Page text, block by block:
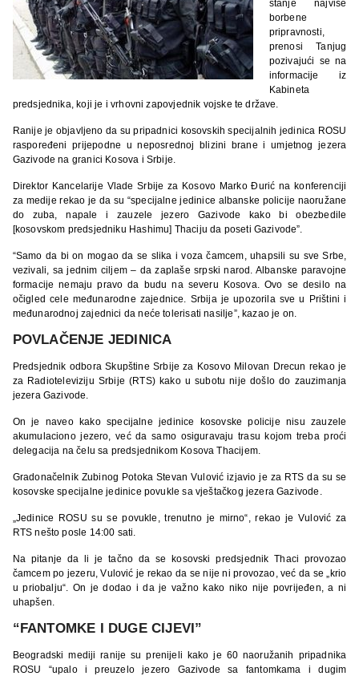
stanje najviše
borbene
pripravnosti,
prenosi Tanjug
pozivajući se na
informacije iz
Kabineta
predsjednika, koji je i vrhovni zapovjednik vojske te države.
Ranije je objavljeno da su pripadnici kosovskih specijalnih jedinica ROSU
raspoređeni prijepodne u neposrednoj blizini brane i umjetnog jezera
Gazivode na granici Kosova i Srbije.
Direktor Kancelarije Vlade Srbije za Kosovo Marko Đurić na konferenciji
za medije rekao je da su “specijalne jedinice albanske policije naoružane
do zuba, napale i zauzele jezero Gazivode kako bi obezbedile
[kosovskom predsjedniku Hashimu] Thaciju da poseti Gazivode”.
“Samo da bi on mogao da se slika i voza čamcem, uhapsili su sve Srbe,
vezivali, sa jednim ciljem – da zaplaše srpski narod. Albanske paravojne
formacije nemaju pravo da budu na severu Kosova. Ovo se desilo na
očigled cele međunarodne zajednice. Srbija je upozorila sve u Prištini i
međunarodnoj zajednici da neće tolerisati nasilje”, kazao je on.
POVLAČENJE JEDINICA
Predsjednik odbora Skupštine Srbije za Kosovo Milovan Drecun rekao je
za Radioteleviziju Srbije (RTS) kako u subotu nije došlo do zauzimanja
jezera Gazivode.
On je naveo kako specijalne jedinice kosovske policije nisu zauzele
akumulaciono jezero, već da samo osiguravaju trasu kojom treba proći
delegacija na čelu sa predsjednikom Kosova Thacijem.
Gradonačelnik Zubinog Potoka Stevan Vulović izjavio je za RTS da su se
kosovske specijalne jedinice povukle sa vještačkog jezera Gazivode.
„Jedinice ROSU su se povukle, trenutno je mirno“, rekao je Vulović za
RTS nešto posle 14:00 sati.
Na pitanje da li je tačno da se kosovski predsjednik Thaci provozao
čamcem po jezeru, Vulović je rekao da se nije ni provozao, već da se „krio
u priobalju“. On je dodao i da je važno kako niko nije povrijeđen, a ni
uhapšen.
“FANTOMKE I DUGE CIJEVI”
Beogradski mediji ranije su prenijeli kako je 60 naoružanih pripadnika
ROSU “upalo i preuzelo jezero Gazivode sa fantomkama i dugim